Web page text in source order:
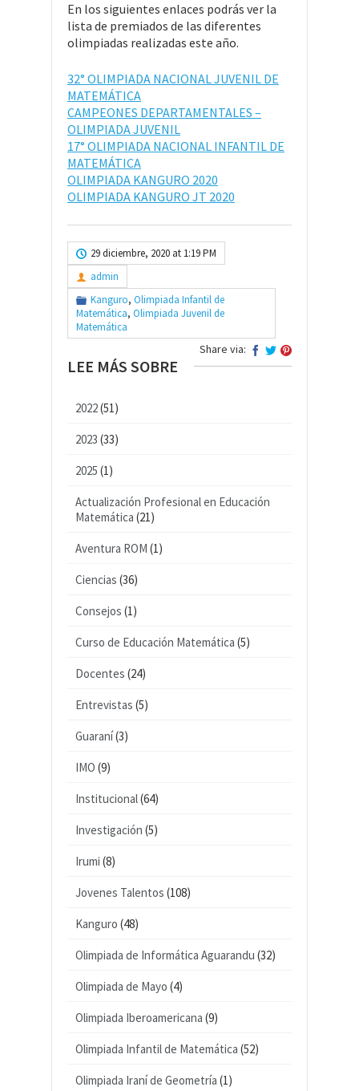
En los siguientes enlaces podrás ver la
lista de premiados de las diferentes
olimpiadas realizadas este año.
32° OLIMPIADA NACIONAL JUVENIL DE
MATEMÁTICA
CAMPEONES DEPARTAMENTALES –
OLIMPIADA JUVENIL
17° OLIMPIADA NACIONAL INFANTIL DE
MATEMÁTICA
OLIMPIADA KANGURO 2020
OLIMPIADA KANGURO JT 2020
29 diciembre, 2020 at 1:19 PM
admin
Kanguro, Olimpiada Infantil de
Matemática, Olimpiada Juvenil de
Matemática
Share via:
LEE MÁS SOBRE
2022(51)
2023 (33)
2025 (1)
Actualización Profesional en Educación
Matemática (21)
Aventura ROM (1)
Ciencias (36)
Consejos (1)
Curso de Educación Matemática (5)
Docentes (24)
Entrevistas (5)
Guaraní(3)
IMO (9)
Institucional(64)
Investigación (5)
Irumi (8)
Jovenes Talentos (108)
Kanguro (48)
Olimpiada de Informática Aguarandu (32)
Olimpiada de Mayo (4)
Olimpiada Iberoamericana (9)
Olimpiada Infantil de Matemática (52)
Olimpiada Iraní de Geometría (1)